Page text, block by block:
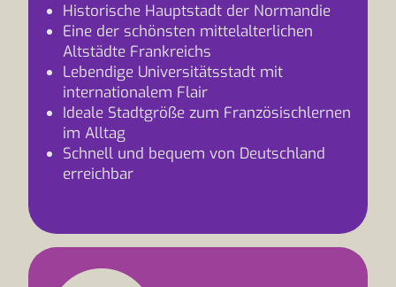
Historische Hauptstadt der Normandie
Eine der schönsten mittelalterlichen
Altstädte Frankreichs
Lebendige Universitätsstadt mit
internationalem Flair
Ideale Stadtgröße zum Französischlernen
im Alltag
Schnell und bequem von Deutschland
erreichbar